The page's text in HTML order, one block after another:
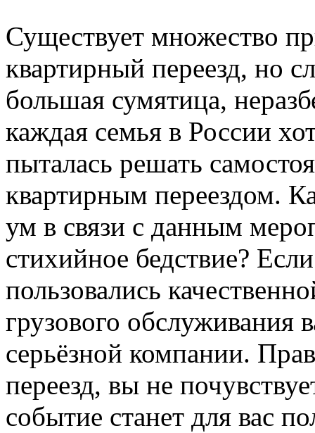
Существует множество
квартирный переезд, но
большая сумятица,
каждая семья в России
пыталась решать
квартирным переездом.
ум в связи с данным
стихийное бедствие?
пользовались
грузового обслуживания
серьёзной компании.
переезд, вы не
событие станет для вас